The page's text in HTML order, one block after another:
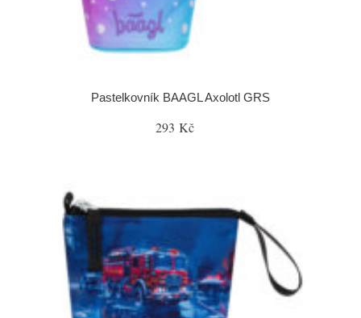
Pastelkovník BAAGL Axolotl GRS
293 Kč